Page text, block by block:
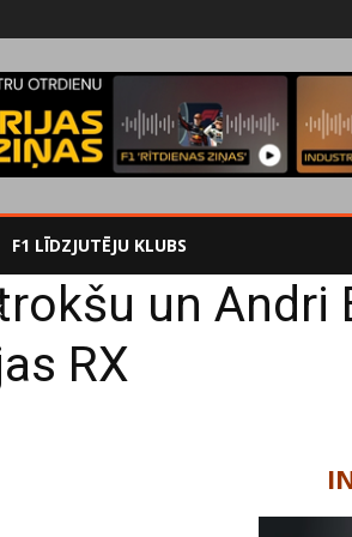
F1 LĪDZJUTĒJU KLUBS
un Andri
RX